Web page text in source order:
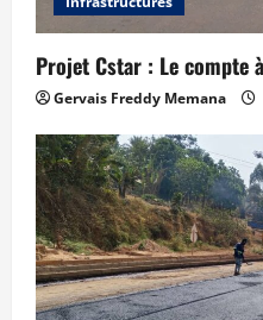
Projet Cstar : Le compte
Gervais Freddy Memana